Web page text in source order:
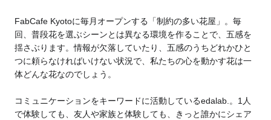
FabCafe Kyotoに毎月オープンする「制約の多い花屋」。毎
回、普段花を選ぶシーンとは異なる環境を作ることで、五感を
揺さぶります。情報が欠落していたり、五感のうちどれかひと
つに頼らなければいけない状況で、私たちの心を動かす花は一
体どんな花なのでしょう。
コミュニケーションをキーワードに活動しているedalab.。1人
で体験しても、友人や家族と体験しても、きっと誰かにシェア